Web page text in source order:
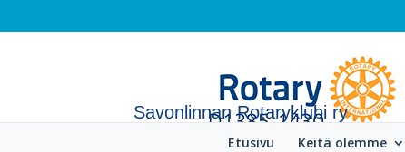
Savonlinnan Rotaryklubi ry
Etusivu Keitä olemme